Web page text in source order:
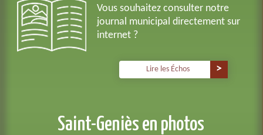
Vous souhaitez consulter notre
journal municipal directement sur
internet ?
Lire les Échos
Saint-Geniès en photos